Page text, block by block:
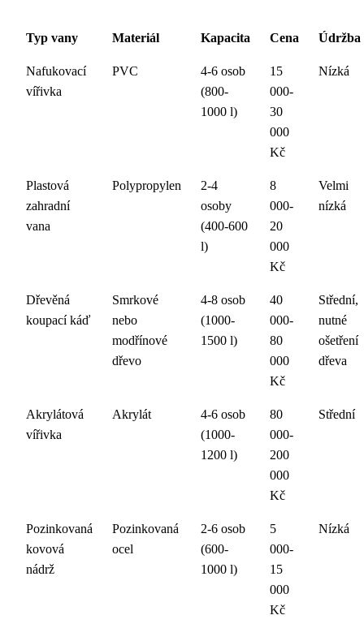
Typ vany Materiál Kapacita Cena Údržba
Nafukovací
vířivka
PVC
4-6 osob
(800-
1000 l)
15
000-
30
000
Kč
Nízká
Plastová
zahradní
vana
Polypropylen
2-4
osoby
(400-600
l)
8
000-
20
000
Kč
Velmi
nízká
Dřevěná
koupací káď
Smrkové
nebo
modřínové
dřevo
4-8 osob
(1000-
1500 l)
40
000-
80
000
Kč
Střední,
nutné
ošetření
dřeva
Akrylátová
vířivka
Akrylát
4-6 osob
(1000-
1200 l)
80
000-
200
000
Kč
Střední
Pozinkovaná
kovová
nádrž
Pozinkovaná
ocel
2-6 osob
(600-
1000 l)
5
000-
15
000
Kč
Nízká